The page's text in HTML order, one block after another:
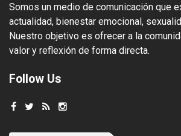
Somos un medio de comunicación que
actualidad, bienestar emocional,
Nuestro objetivo es ofrecer a la
valor y reflexión de forma directa.
Follow Us